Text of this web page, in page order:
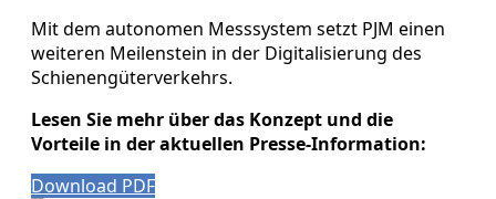
Mit dem autonomen Messsystem setzt PJM einen
weiteren Meilenstein in der Digitalisierung des
Schienengüterverkehrs.
Lesen Sie mehr über das Konzept und die
Vorteile in der aktuellen Presse-Information:
Download PDF